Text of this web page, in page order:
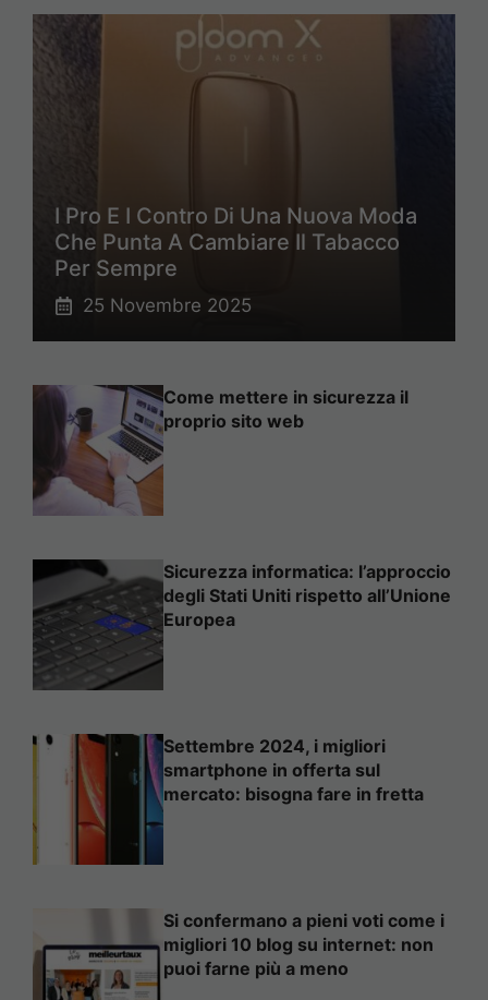
I Pro E I Contro Di Una Nuova Moda
Che Punta A Cambiare Il Tabacco
Per Sempre
25 Novembre 2025
Come mettere in sicurezza il
proprio sito web
Sicurezza informatica: l’approccio
degli Stati Uniti rispetto all’Unione
Europea
Settembre 2024, i migliori
smartphone in offerta sul
mercato: bisogna fare in fretta
Si confermano a pieni voti come i
migliori 10 blog su internet: non
puoi farne più a meno